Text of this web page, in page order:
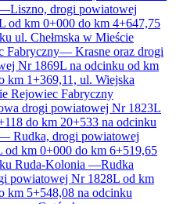
drogi powiatowej
od km 0+000 do km 4+647,75
ul. Chełmska w Mieście
Fabryczny— Krasne oraz drogi
Nr 1869L na odcinku od km
km 1+369,11, ul. Wiejska
Rejowiec Fabryczny
drogi powiatowej Nr 1823L
do km 20+533 na odcinku
Rudka, drogi powiatowej
od km 0+000 do km 6+519,65
Ruda-Kolonia —Rudka
powiatowej Nr 1828L od km
km 5+548,08 na odcinku